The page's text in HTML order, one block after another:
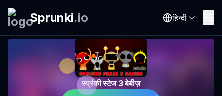
Sprunki.io हिन्दी
स्प्रंकी स्टेज 3 बेबीज़